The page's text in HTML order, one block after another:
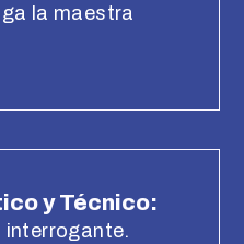
la maestra
y Técnico:
interrogante.